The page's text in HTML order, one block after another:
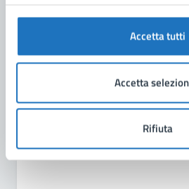
Accetta tutti
Accetta
Rifiuta
Contenuti
Scuola di Musica Comunale